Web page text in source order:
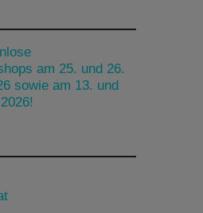
am 25. und 26.
sowie am 13. und